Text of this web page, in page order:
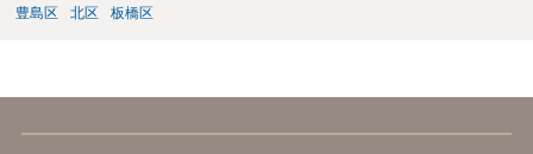
ょう。 6. 相談する場合、持参した方がよい資料（スクリーンショッ
豊島区
北区 板橋区